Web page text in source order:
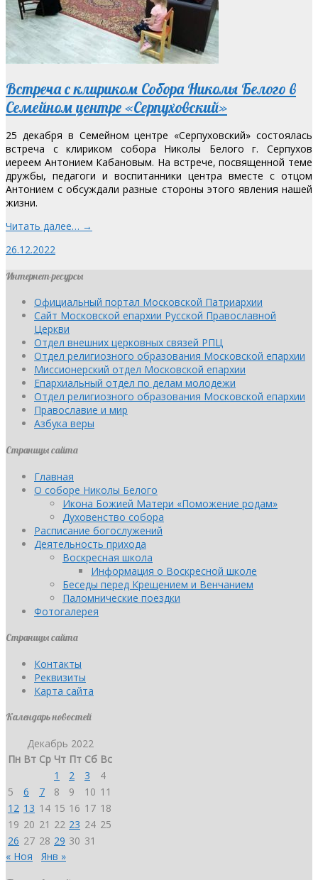
Встреча с клириком Собора Николы Белого в
Семейном центре «Серпуховский»
25 декабря в Семейном центре «Серпуховский» состоялась
встреча с клириком собора Николы Белого г. Серпухов
иереем Антонием Кабановым. На встрече, посвященной теме
дружбы, педагоги и воспитанники центра вместе с отцом
Антонием с обсуждали разные стороны этого явления нашей
жизни.
Читать далее… →
26.12.2022
Интернет-ресурсы
Официальный портал Московской Патриархии
Сайт Московской епархии Русской Православной
Церкви
Отдел внешних церковных связей РПЦ
Отдел религиозного образования Московской епархии
Миссионерский отдел Московской епархии
Епархиальный отдел по делам молодежи
Отдел религиозного образования Московской епархии
Православие и мир
Азбука веры
Страницы сайта
Главная
О соборе Николы Белого
Икона Божией Матери «Поможение родам»
Духовенство собора
Расписание богослужений
Деятельность прихода
Воскресная школа
Информация о Воскресной школе
Беседы перед Крещением и Венчанием
Паломнические поездки
Фотогалерея
Страницы сайта
Контакты
Реквизиты
Карта сайта
Календарь новостей
Декабрь 2022
Пн Вт Ср Чт Пт Сб Вс
1
2 3
4
5
6 7 8 9 10 11
12 13 14 15 16 17 18
19 20 21 22 23 24 25
26 27 28 29 30 31
« Ноя
Янв »